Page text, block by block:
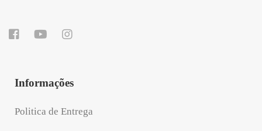
Informações
Politica de Entrega